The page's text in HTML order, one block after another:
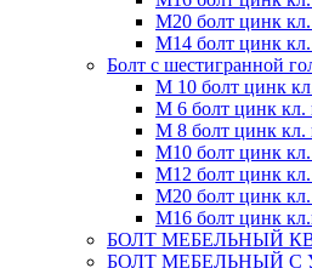
М20 болт цинк
М14 болт цинк
Болт с шестигранной
М 10 болт цинк
М 6 болт цинк кл.
М 8 болт цинк кл.
М10 болт цинк
М12 болт цинк
М20 болт цинк
М16 болт цинк
БОЛТ МЕБЕЛЬНЫЙ
БОЛТ МЕБЕЛЬНЫЙ С